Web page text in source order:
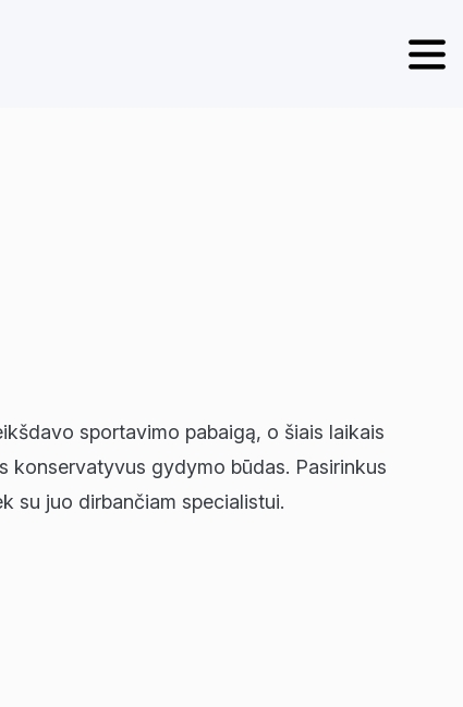
sportavimo pabaigą, o šiais laikais
konservatyvus gydymo būdas. Pasirinkus
su juo dirbančiam specialistui.